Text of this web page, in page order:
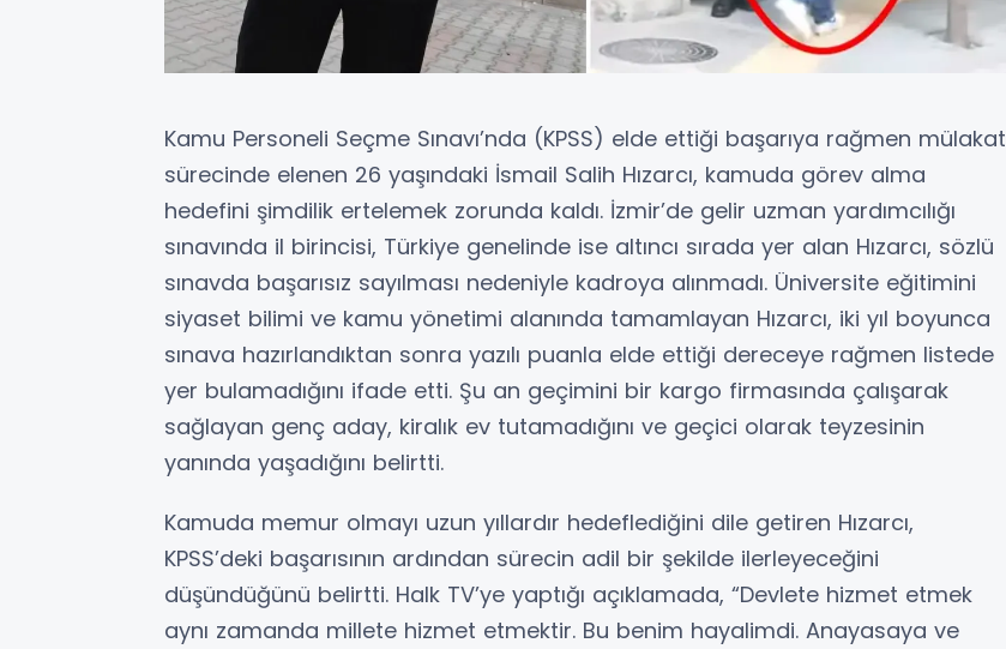
Kamu Personeli Seçme Sınavı’nda (KPSS) elde ettiği başarıya rağmen mülakat
sürecinde elenen 26 yaşındaki İsmail Salih Hızarcı, kamuda görev alma
hedefini şimdilik ertelemek zorunda kaldı. İzmir’de gelir uzman yardımcılığı
sınavında il birincisi, Türkiye genelinde ise altıncı sırada yer alan Hızarcı, sözlü
sınavda başarısız sayılması nedeniyle kadroya alınmadı. Üniversite eğitimini
siyaset bilimi ve kamu yönetimi alanında tamamlayan Hızarcı, iki yıl boyunca
sınava hazırlandıktan sonra yazılı puanla elde ettiği dereceye rağmen listede
yer bulamadığını ifade etti. Şu an geçimini bir kargo firmasında çalışarak
sağlayan genç aday, kiralık ev tutamadığını ve geçici olarak teyzesinin
yanında yaşadığını belirtti.
Kamuda memur olmayı uzun yıllardır hedeflediğini dile getiren Hızarcı,
KPSS’deki başarısının ardından sürecin adil bir şekilde ilerleyeceğini
düşündüğünü belirtti. Halk TV’ye yaptığı açıklamada, “Devlete hizmet etmek
aynı zamanda millete hizmet etmektir. Bu benim hayalimdi. Anayasaya ve